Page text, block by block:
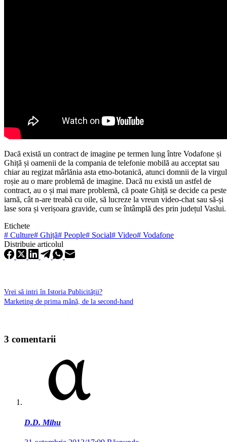
Dacă există un contract de imagine pe termen lung între Vodafone și
Ghiță și oamenii de la compania de telefonie mobilă au acceptat sau
chiar au regizat mârlănia asta etno-botanică, atunci domnii de la
roșie au o mare problemă de imagine. Dacă nu există un astfel de
contract, au o și mai mare problemă, că poate Ghiță se decide ca peste
iarnă, cât n-are treabă cu oile, să lucreze la vreun video-chat sau să-și
lase sora și verișoara gravide, cum se întâmplă des prin județul Vaslui.
Etichete
# Culture# Ghiță# People# Social# Video# Vodafone
Distribuie articolul
Vrei să intri în Istoria Publicității?
Marketing de prima mână, de la second-hand
3 comentarii
D.D. Mihu